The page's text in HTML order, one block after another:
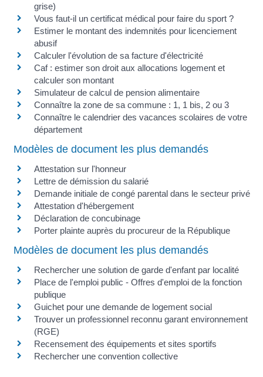
grise)
Vous faut-il un certificat médical pour faire du sport ?
Estimer le montant des indemnités pour licenciement
abusif
Calculer l'évolution de sa facture d'électricité
Caf : estimer son droit aux allocations logement et
calculer son montant
Simulateur de calcul de pension alimentaire
Connaître la zone de sa commune : 1, 1 bis, 2 ou 3
Connaître le calendrier des vacances scolaires de votre
département
Modèles de document les plus demandés
Attestation sur l'honneur
Lettre de démission du salarié
Demande initiale de congé parental dans le secteur privé
Attestation d'hébergement
Déclaration de concubinage
Porter plainte auprès du procureur de la République
Modèles de document les plus demandés
Rechercher une solution de garde d'enfant par localité
Place de l'emploi public - Offres d'emploi de la fonction
publique
Guichet pour une demande de logement social
Trouver un professionnel reconnu garant environnement
(RGE)
Recensement des équipements et sites sportifs
Rechercher une convention collective